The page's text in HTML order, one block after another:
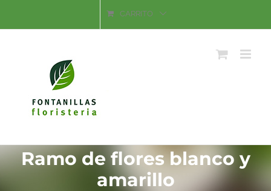
CARRITO
Ramo de flores blanco y
amarillo